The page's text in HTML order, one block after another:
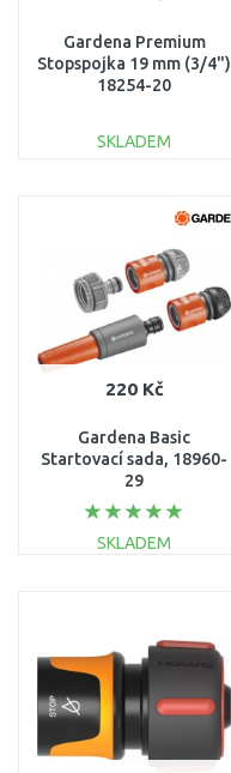
Gardena Premium
Stopspojka 19 mm (3/4")
18254-20
SKLADEM
220 Kč
Gardena Basic
Startovací sada, 18960-
29
SKLADEM
Porovnat